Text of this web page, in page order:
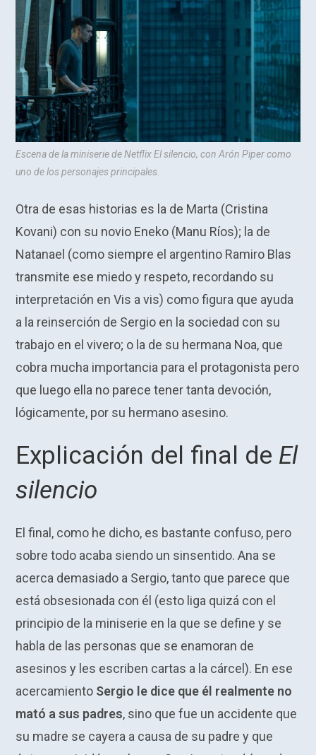
Escena de la miniserie de NetflixEl silencio, con Arón Piper como
uno de los personajes principales.
Otra de esas historias es la de Marta (Cristina
Kovani) con su novio Eneko (Manu Ríos); la de
Natanael (como siempre el argentino Ramiro Blas
transmite ese miedo y respeto, recordando su
interpretación en Vis a vis) como figura que ayuda
a la reinserción de Sergio en la sociedad con su
trabajo en el vivero; o la de su hermana Noa, que
cobra mucha importancia para el protagonista pero
que luego ella no parece tener tanta devoción,
lógicamente, por su hermano asesino.
Explicación del final de El
silencio
El final, como he dicho, es bastante confuso, pero
sobre todo acaba siendo un sinsentido. Ana se
acerca demasiado a Sergio, tanto que parece que
está obsesionada con él (esto liga quizá con el
principio de la miniserie en la que se define y se
habla de las personas que se enamoran de
asesinos y les escriben cartas a la cárcel). En ese
acercamiento Sergio le dice que él realmente no
mató a sus padres, sino que fue un accidente que
su madre se cayera a causa de su padre y que